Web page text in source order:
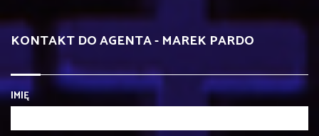
KONTAKT DO AGENTA - MAREK PARDO
IMIĘ